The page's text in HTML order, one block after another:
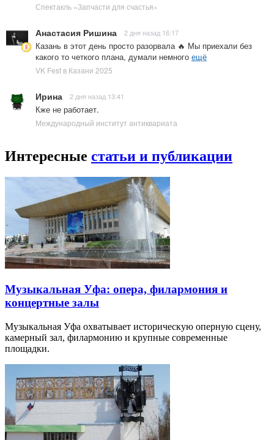
Спектакль «Запчасти для счастья»
Анастасия Ришина 2 дня назад 16:17
Казань в этот день просто разорвала 🔥 Мы приехали без
какого то четкого плана, думали немного ещё
VK Fest в Казани 2025
Ирина 2 дня назад 13:41
Кже не работает.
Международный институт антиквариата
Интересные статьи и публикации
Музыкальная Уфа: опера, филармония и
концертные залы
Музыкальная Уфа охватывает историческую оперную сцену,
камерный зал, филармонию и крупные современные
площадки.